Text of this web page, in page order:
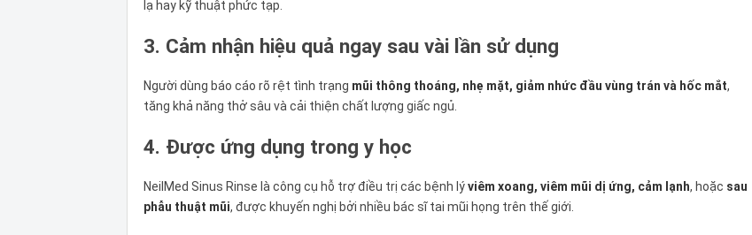
lạ hay kỹ thuật phức tạp.
3. Cảm nhận hiệu quả ngay sau vài lần sử dụng
Người dùng báo cáo rõ rệt tình trạng mũi thông thoáng, nhẹ mặt, giảm nhức đầu vùng trán và hốc mắt,
tăng khả năng thở sâu và cải thiện chất lượng giấc ngủ.
4. Được ứng dụng trong y học
NeilMed Sinus Rinse là công cụ hỗ trợ điều trị các bệnh lýviêm xoang, viêm mũi dị ứng, cảm lạnh, hoặc sau
phẫu thuật mũi, được khuyến nghị bởi nhiều bác sĩ tai mũi họng trên thế giới.